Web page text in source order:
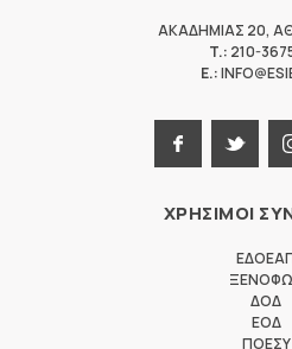
ΑΚΑΔΗΜΙΑΣ 20,
T.: 210-
E.:
ΧΡΗΣΙΜΟΙ
ΔΟΔ
ΕΟΔ
ΠΟΕΣΥ